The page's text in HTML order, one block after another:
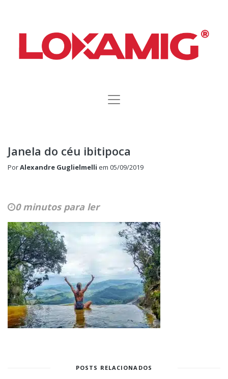
Janela do céu ibitipoca
PorAlexandre Guglielmelli em 05/09/2019
0 minutos para ler
POSTS RELACIONADOS